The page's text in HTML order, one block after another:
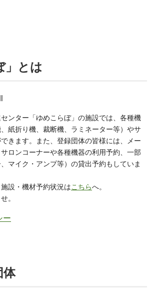
」とは
ンター「ゆめこらぼ」の施設では、各種機
紙折り機、裁断機、ラミネーター等）やサ
きます。また、登録団体の皆様には、メー
ロンコーナーや各種機器の利用予約、一部
マイク・アンプ等）の貸出予約もしていま
設・機材予約状況はこちらへ。
。
ー
体